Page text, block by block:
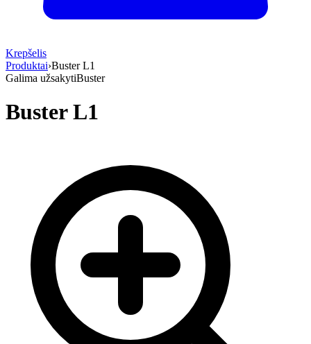
Krepšelis
Produktai›Buster L1
Galima užsakytiBuster
Buster L1